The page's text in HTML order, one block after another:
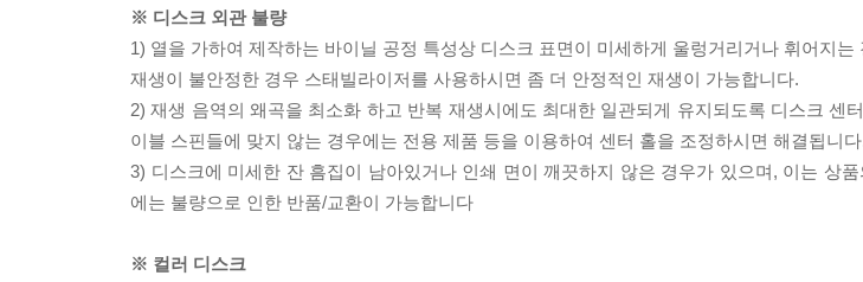
※ 디스크 외관 불량
1) 열을 가하여 제작하는 바이닐 공정 특성상 디스크 표면이 미세하게 울렁거리거나 휘어지는
재생이 불안정한 경우 스태빌라이저를 사용하시면 좀 더 안정적인 재생이 가능합니다.
2) 재생 음역의 왜곡을 최소화 하고 반복 재생시에도 최대한 일관되게 유지되도록 디스크 센
이블 스핀들에 맞지 않는 경우에는 전용 제품 등을 이용하여 센터 홀을 조정하시면 해결됩니
3) 디스크에 미세한 잔 흠집이 남아있거나 인쇄 면이 깨끗하지 않은 경우가 있으며, 이는 상
에는 불량으로 인한 반품/교환이 가능합니다
※ 컬러 디스크